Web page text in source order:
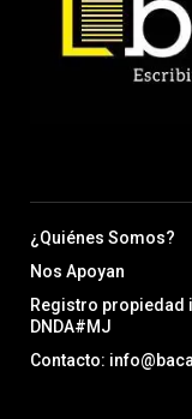
¿Quiénes Somos?
Nos Apoyan
Registro propiedad
DNDA#MJ
Contacto: